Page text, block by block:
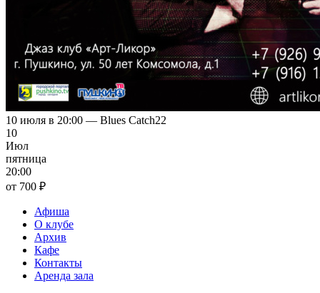
10 июля в 20:00 — Blues Catch22
10
Июл
пятница
20:00
от 700 ₽
Афиша
О клубе
Архив
Кафе
Контакты
Аренда зала